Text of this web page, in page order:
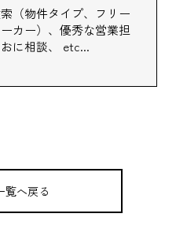
（物件タイプ、フリー
カー）、 優秀な営業担
に相談、 etc...
覧へ戻る